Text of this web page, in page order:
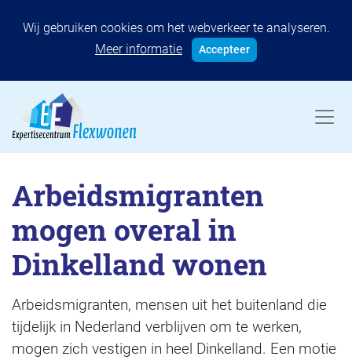
Wij gebruiken cookies om het webverkeer te analyseren.
Meer informatie
Accepteer
Arbeidsmigranten
mogen overal in
Dinkelland wonen
Arbeidsmigranten, mensen uit het buitenland die
tijdelijk in Nederland verblijven om te werken,
mogen zich vestigen in heel Dinkelland. Een motie